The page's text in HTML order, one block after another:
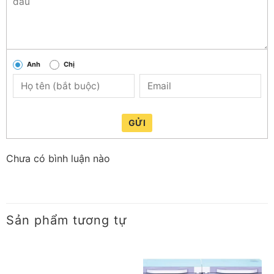
Anh Chị
GỬI
Chưa có bình luận nào
Sản phẩm tương tự